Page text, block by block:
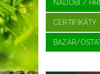
NÁDOBÍ /
CERTIFIKÁTY
BAZAR/